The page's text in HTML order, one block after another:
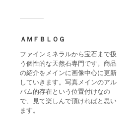
ＡＭＦＢＬＯＧ
ファインミネラルから宝石まで扱
う個性的な天然石専門です。商品
の紹介をメインに画像中心に更新
していきます。写真メインのアル
バム的存在という位置付けなの
で、見て楽しんで頂ければと思い
ます。